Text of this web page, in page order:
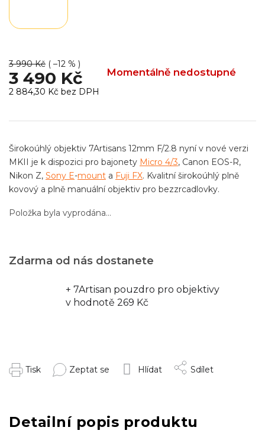
3 990 Kč ( –12 % )
3 490 Kč Momentálně nedostupné
2 884,30 Kč bez DPH
cena:
Položka byla vyprodána…
Zdarma od nás dostanete
+ 7Artisan pouzdro pro objektivy
v hodnotě 269 Kč
Širokoúhlý objektiv 7Artisans 12mm F/2.8 nyní v nové verzi
MKII je k dispozici pro bajonety Micro 4/3, Canon EOS-R,
Nikon Z, Sony E-mount a Fuji FX. Kvalitní širokoúhlý plně
kovový a plně manuální objektiv pro bezzrcadlovky.
Tisk Zeptat se Hlídat Sdílet
Detailní popis produktu